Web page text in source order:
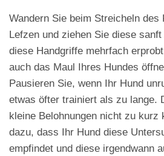
Wandern Sie beim Streicheln des
Lefzen und ziehen Sie diese
diese Handgriffe mehrfach
auch das Maul Ihres Hundes
Pausieren Sie, wenn Ihr Hund
etwas öfter trainiert als zu lange.
kleine Belohnungen nicht zu kurz
dazu, dass Ihr Hund diese
empfindet und diese irgendwann